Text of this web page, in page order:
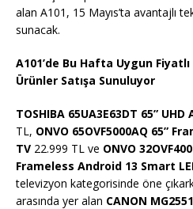
alan A101, 15 Mayıs’ta avantajlı
sunacak.
A101’de Bu Hafta Uygun
Ürünler Satışa Sunuluyor
TOSHIBA 65UA3E63DT 65”
TL, ONVO 65OVF5000AQ 65”
TV 22.999 TL ve ONVO
Frameless Android 13 Smart
televizyon kategorisinde öne
arasında yer alan CANON